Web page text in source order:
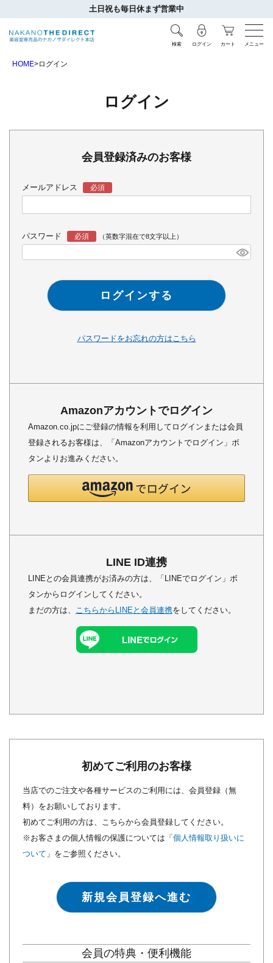
土日祝も毎日休まず営業中
検索 ログイン カート メニュー
HOME ログイン
ログイン
会員登録済みのお客様
メールアドレス
パスワード
ログインする
パスワードをお忘れの方はこちら
Amazonアカウントでログイン
Amazon.co.jpにご登録の情報を利用してログインまたは会員
登録されるお客様は、「Amazonアカウントでログイン」ボ
タンよりお進みください。
LINE ID連携
LINEとの会員連携がお済みの方は、「LINEでログイン」ボ
タンからログインしてください。
まだの方は、 こちらからLINEと会員連携をしてください。
初めてご利用のお客様
当店でのご注文や各種サービスのご利用には、会員登録（無
料）をお願いしております。
初めてご利用の方は、こちらから会員登録してください。
※お客さまの個人情報の保護については「 個人情報取り扱いに
ついて 」をご参照ください。
新規会員登録へ進む
会員の特典・便利機能